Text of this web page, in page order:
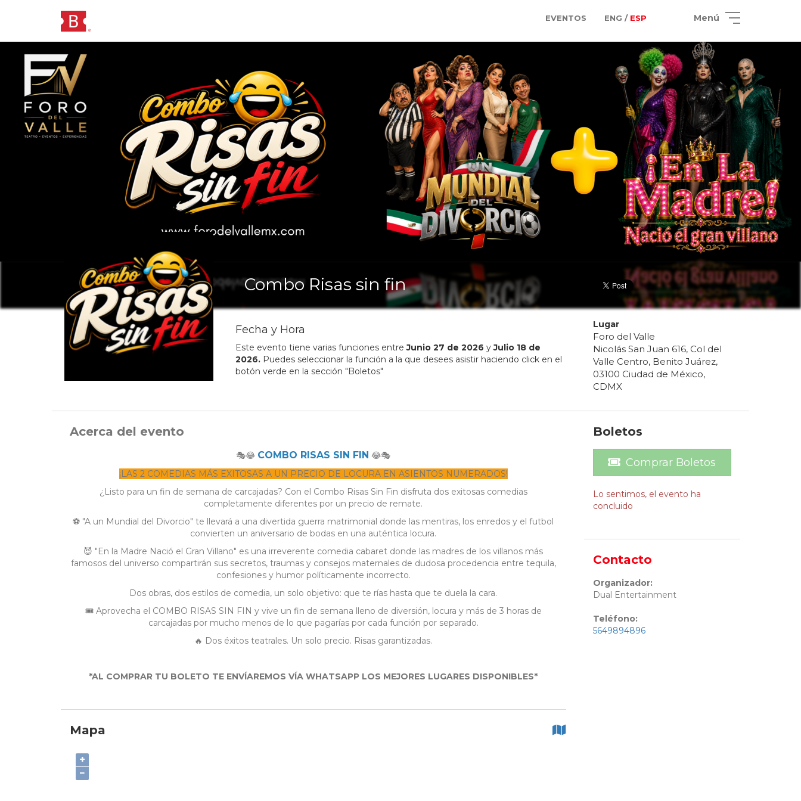
EVENTOS ENG / ESP Menú
Combo Risas sin fin
Fecha y Hora
Este evento tiene varias funciones entreJunio 27 de 2026 yJulio 18de
2026.Puedes seleccionar la función a la que desees asistir haciendo click en el
botón verde en la sección "Boletos"
Lugar
Foro del Valle
Nicolás San Juan 616, Col del
Valle Centro, Benito Juárez,
03100 Ciudad de México,
CDMX
Acerca del evento
🎭😂 COMBO RISAS SIN FIN 😂🎭
¡LAS 2 COMEDIAS MÁS EXITOSAS A UN PRECIO DE LOCURA EN ASIENTOS NUMERADOS!
¿Listo para un fin de semana de carcajadas? Con el Combo Risas Sin Fin disfruta dos exitosas comedias
completamente diferentes por un precio de remate.
⚽ "A un Mundial del Divorcio" te llevará a una divertida guerra matrimonial donde las mentiras, los enredos y el futbol
convierten un aniversario de bodas en una auténtica locura.
😈 "En la Madre Nació el Gran Villano" es una irreverente comedia cabaret donde las madres de los villanos más
famosos del universo compartirán sus secretos, traumas y consejos maternales de dudosa procedencia entre tequila,
confesiones y humor políticamente incorrecto.
Dos obras, dos estilos de comedia, un solo objetivo: que te rías hasta que te duela la cara.
🎟️ Aprovecha el COMBO RISAS SIN FIN y vive un fin de semana lleno de diversión, locura y más de 3 horas de
carcajadas por mucho menos de lo que pagarías por cada función por separado.
🔥 Dos éxitos teatrales. Un solo precio. Risas garantizadas.
*AL COMPRAR TU BOLETO TE ENVÍAREMOS VÍA WHATSAPP LOS MEJORES LUGARES DISPONIBLES*
Mapa
+
−
Boletos
Comprar Boletos
Lo sentimos, el evento ha
concluido
Contacto
Organizador:
Dual Entertainment
Teléfono:
5649894896